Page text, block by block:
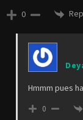
0
Hmmm pues
0